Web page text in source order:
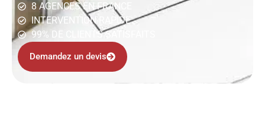
8 AGENCES EN FRANCE
INTERVENTION RAPIDE
99% DE CLIENTS SATISFAITS
Demandez un devis